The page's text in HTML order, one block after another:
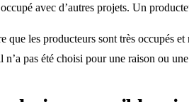
avec d’autres projets. Un
que les producteurs sont très occupés
pas été choisi pour une raison ou